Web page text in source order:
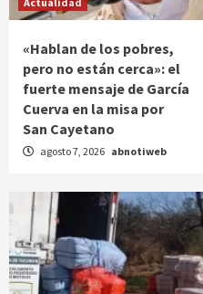
«Hablan de los pobres,
pero no están cerca»: el
fuerte mensaje de García
Cuerva en la misa por
San Cayetano
agosto 7, 2026 abnotiweb